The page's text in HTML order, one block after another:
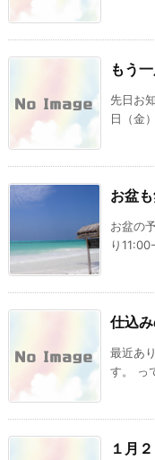
もう
先日お
日（金
お盆
お盆の
り
仕込
最近あ
す。 っ
１月